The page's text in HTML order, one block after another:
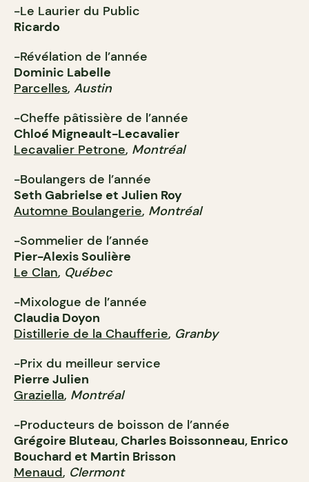
-Le Laurier du Public
Ricardo
-Révélation de l’année
Dominic Labelle
Parcelles, Austin
-Cheffe pâtissière de l’année
Chloé Migneault-Lecavalier
Lecavalier Petrone, Montréal
-Boulangers de l’année
Seth Gabrielse et Julien Roy
Automne Boulangerie, Montréal
-Sommelier de l’année
Pier-Alexis Soulière
Le Clan, Québec
-Mixologue de l’année
Claudia Doyon
Distillerie de la Chaufferie, Granby
-Prix du meilleur service
Pierre Julien
Graziella, Montréal
-Producteurs de boisson de l’année
Grégoire Bluteau, Charles Boissonneau, Enrico
Bouchard et Martin Brisson
Menaud, Clermont